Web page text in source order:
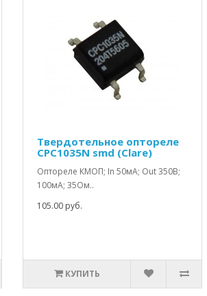
Твердотельное оптореле
CPC1035N smd (Clare)
Оптореле КМОП; In 50мА; Out 350В;
100мА; 35Ом..
105.00 руб.
КУПИТЬ